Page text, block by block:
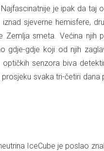
je ipak da taj
sjeverne hemisfere,
Zemlja smeta. Većina
gdje-gdje koji od njih
senzora biva
svaka tri-četiri
IceCube je poslao